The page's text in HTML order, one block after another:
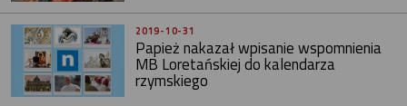
2019-10-31
Papież nakazał wpisanie wspomnienia
MB Loretańskiej do kalendarza
rzymskiego